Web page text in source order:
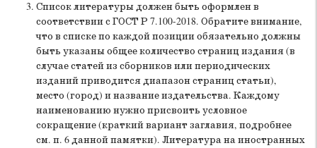
Список литературы должен быть оформлен в
соответствии с ГОСТ Р 7.100-2018. Обратите внимание,
что в списке по каждой позиции обязательно должны
быть указаны общее количество страниц издания (в
случае статей из сборников или периодических
изданий приводится диапазон страниц статьи),
место (город) и название издательства. Каждому
наименованию нужно присвоить условное
сокращение (краткий вариант заглавия, подробнее
см. п. 6 данной памятки). Литература на иностранных